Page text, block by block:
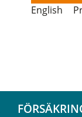
English